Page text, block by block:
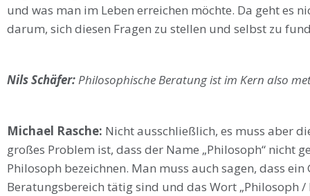
und was man im Leben erreichen möchte. Da geht es
darum, sich diesen Fragen zu stellen und selbst zu
Nils Schäfer:Philosophische Beratung ist im Kern also
Michael Rasche: Nicht ausschließlich, es muss aber
großes Problem ist, dass der Name „Philosoph“ nicht
Philosoph bezeichnen. Man muss auch sagen, dass
Beratungsbereich tätig sind und das Wort „Philosoph